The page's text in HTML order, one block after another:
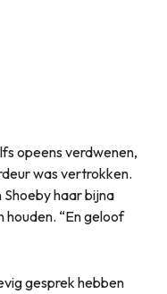
opeens verdwenen,
was vertrokken.
haar bijna
houden. “En geloof
gesprek hebben